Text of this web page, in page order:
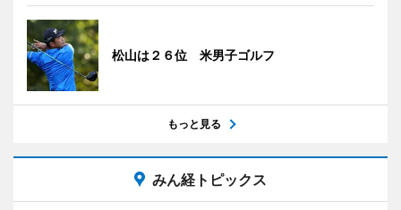
松山は２６位 米男子ゴルフ
もっと見る
みん経トピックス